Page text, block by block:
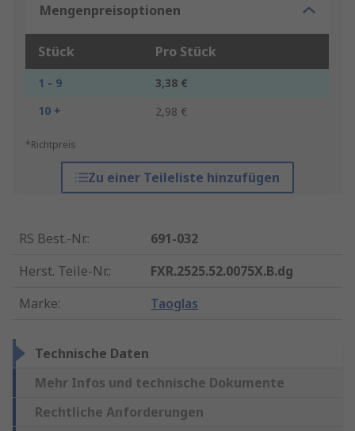
Mengenpreisoptionen
Stück Pro Stück
1 - 9
3,38 €
10 +
2,98 €
*Richtpreis
Zu einer Teileliste hinzufügen
RS Best.-Nr.:
691-032
Herst. Teile-Nr.:
FXR.2525.52.0075X.B.dg
Marke: Taoglas
Technische Daten
Mehr Infos und technische Dokumente
Rechtliche Anforderungen